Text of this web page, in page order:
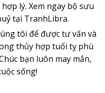
lý. Xem ngay bộ sưu
tại TranhLibra.
tôi để được tư vấn và
thủy hợp tuổi tỵ phù
bạn luôn may mắn,
sống!